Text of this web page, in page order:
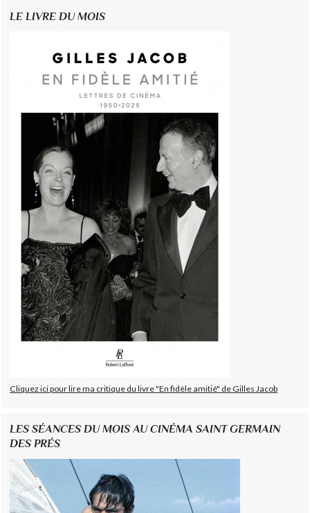
LE LIVRE DU MOIS
Cliquez ici pour lire ma critique du livre "En fidèle amitié" de Gilles Jacob
LES SÉANCES DU MOIS AU CINÉMA SAINT GERMAIN
DES PRÉS